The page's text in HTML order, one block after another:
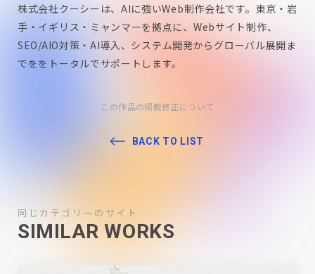
株式会社クーシーは、AIに強いWeb制作会社です。東京・岩
手・イギリス・ミャンマーを拠点に、Webサイト制作、
SEO/AIO対策・AI導入、システム開発からグローバル展開ま
でををトータルでサポートします。
この作品の掲載修正について
BACK TO LIST
同じカテゴリーのサイト
SIMILAR WORKS